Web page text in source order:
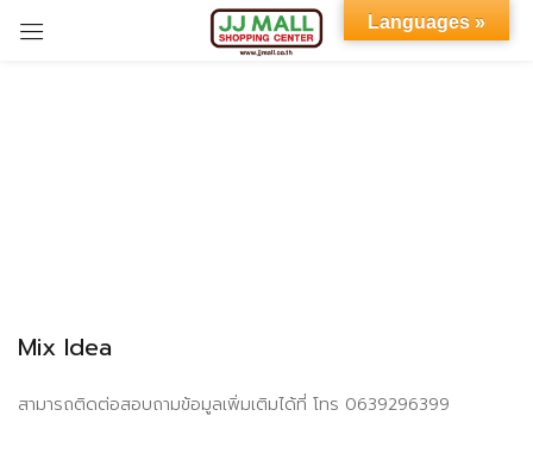
Mix Idea
สามารถติดต่อสอบถามข้อมูลเพิ่มเติมได้ที่ โทร 0639296399
Languages »
Sign in